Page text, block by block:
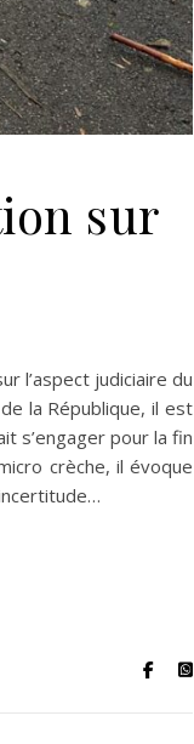
sur
l’aspect judiciaire du
la République, il est
s’engager pour la fin
crèche, il évoque